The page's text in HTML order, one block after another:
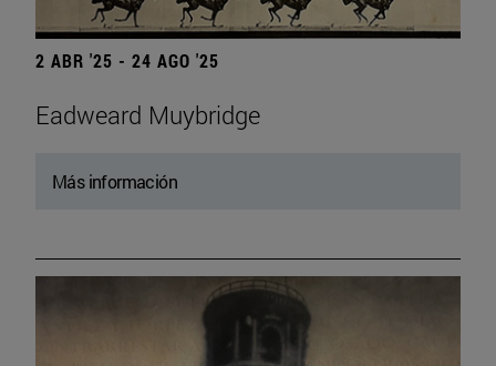
2 ABR '25 - 24 AGO '25
Eadweard Muybridge
Más información